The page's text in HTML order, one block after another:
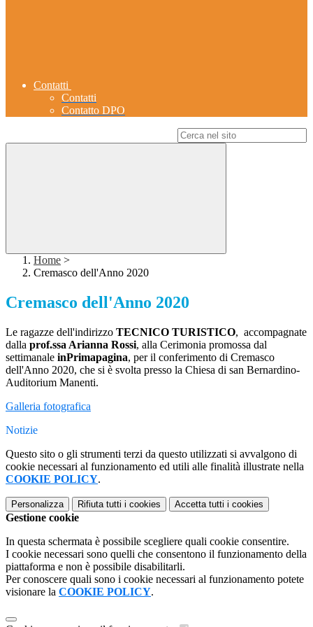
Contatti
Contatti
Contatto DPO
Home >
Cremasco dell'Anno 2020
Cremasco dell'Anno 2020
Le ragazze dell'indirizzo TECNICO TURISTICO, accompagnate
dalla prof.ssa Arianna Rossi, alla Cerimonia promossa dal
settimanale inPrimapagina, per il conferimento di Cremasco
dell'Anno 2020, che si è svolta presso la Chiesa di san Bernardino-
Auditorium Manenti.
Galleria fotografica
Notizie
Questo sito o gli strumenti terzi da questo utilizzati si avvalgono di
cookie necessari al funzionamento ed utili alle finalità illustrate nella
COOKIE POLICY.
Personalizza Rifiuta tutti i cookies Accetta tutti i cookies
Gestione cookie
In questa schermata è possibile scegliere quali cookie consentire.
I cookie necessari sono quelli che consentono il funzionamento della
piattaforma e non è possibile disabilitarli.
Per conoscere quali sono i cookie necessari al funzionamento potete
visionare la COOKIE POLICY.